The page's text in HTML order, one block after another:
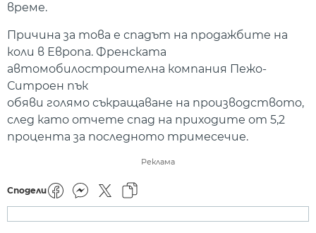
време.
Причина за това е спадът на продажбите на
коли в Европа. Френската
автомобилостроителна компания Пежо-
Ситроен пък
обяви голямо съкращаване на производството,
след като отчете спад на приходите от 5,2
процента за последното тримесечие.
Реклама
Сподели